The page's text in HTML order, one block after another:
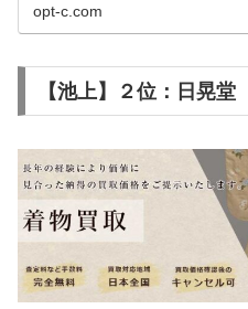
opt-c.com
【池上】２位：日晃堂